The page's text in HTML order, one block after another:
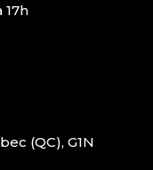
(QC), G1N